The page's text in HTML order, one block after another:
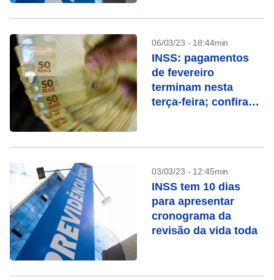
06/03/23 - 18:44min
INSS: pagamentos
de fevereiro
terminam nesta
terça-feira; confira
03/03/23 - 12:45min
INSS tem 10 dias
para apresentar
cronograma da
revisão da vida toda